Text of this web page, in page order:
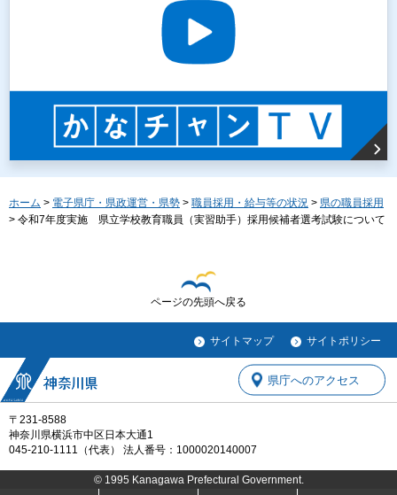
ホーム > 電子県庁・県政運営・県勢 > 職員採用・給与等の状況 > 県の職員採用
> 令和7年度実施 県立学校教育職員（実習助手）採用候補者選考試験について
ページの先頭へ戻る
サイトマップ サイトポリシー
〒231-8588
神奈川県横浜市中区日本大通1
045-210-1111（代表） 法人番号：1000020140007
県庁へのアクセス
© 1995 Kanagawa Prefectural Government.